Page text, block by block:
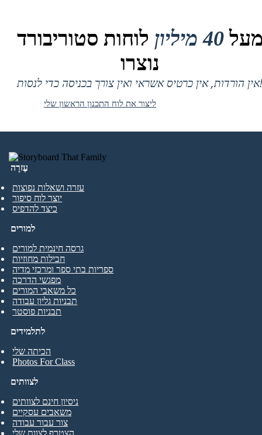
40 מיליון
לוחות סטוריבורד
נוצרו
אין הורדות, אין כרטיס אשראי ואין צורך בכניסה כדי לנסות!
ליצור את לוח התכנון הראשון שלי
עֶזרָה
עזרה ושאלות נפוצות
יוצר לוח סיפור
כיצד להדפיס
לתלמידים
הכיתה שלי
Photos For Class
למורים
גרסה חינמית למורים
חבילות מחוזיות
ספריות בתי ספר ומרכזי מדיה
מפגשי הדרכה
כל משאבי המורים
תבניות גליון עבודה
תבניות פוסטר
לצוותים
ניסיון חינם לצוותים
משאבים עסקיים
צור עבור עבודה